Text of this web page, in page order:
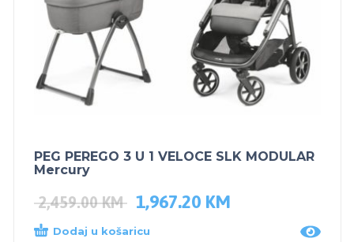
PEG PEREGO 3 U 1 VELOCE SLK MODULAR
Mercury
2,459.00KM 1,967.20 KM
Dodaj u košaricu